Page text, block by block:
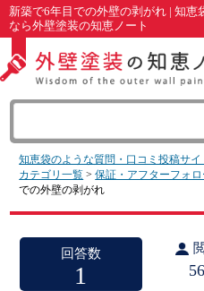
新築で6年目での外壁の剥がれ | 知恵
なら外壁塗装の知恵ノート
知恵袋のような質問・口コミ投稿サ
カテゴリ一覧 >保証・アフターフォ
での外壁の剥がれ
回答数
1